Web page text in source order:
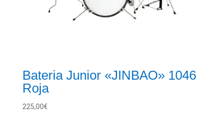
Bateria Junior «JINBAO» 1046
Roja
225,00€